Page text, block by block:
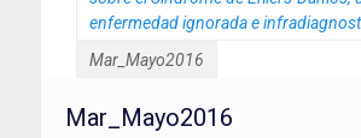
enfermedad ignorada e
Mar_Mayo2016
Mar_Mayo2016